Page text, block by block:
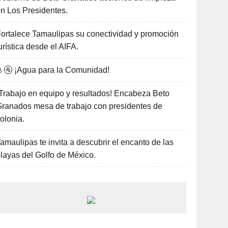
Los Presidentes.
Tamaulipas su conectividad y promoción
desde el AIFA.
¡Agua para la Comunidad!
en equipo y resultados! Encabeza Beto
mesa de trabajo con presidentes de
te invita a descubrir el encanto de las
del Golfo de México.